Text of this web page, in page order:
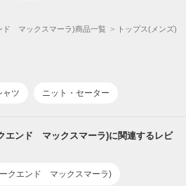
ド マックスマーラ)商品一覧 トップス(メンズ)
ャツ ニット・セーター
エンド マックスマーラ)に関連するレビ
クエンド マックスマーラ)